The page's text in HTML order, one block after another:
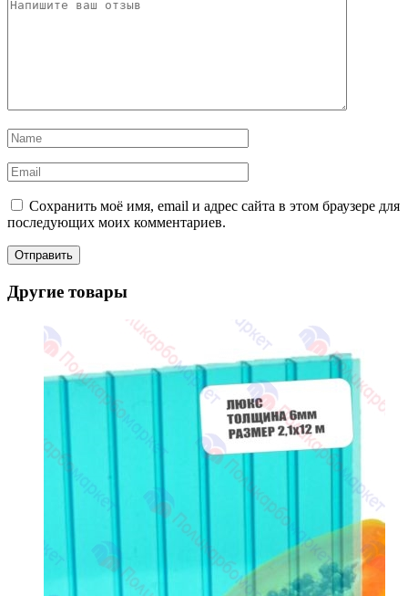
Сохранить моё имя, email и адрес сайта в этом браузере для
последующих моих комментариев.
Другие товары